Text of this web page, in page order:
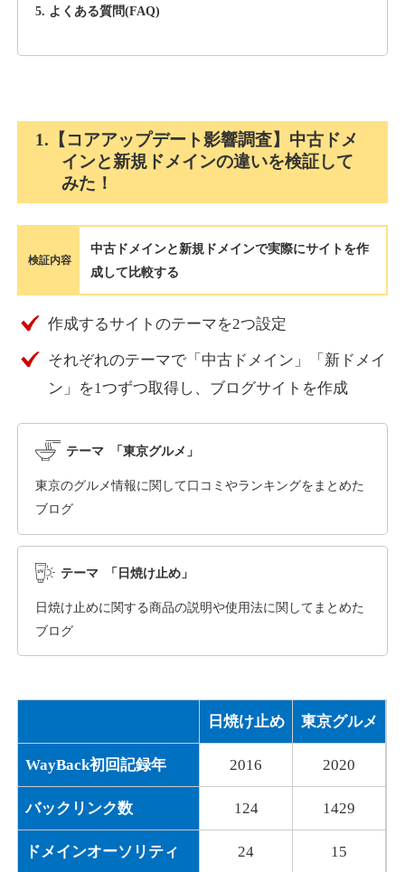
詳細を見る
3,300円 入札 2件
詳細を見る
holocardstrategy.jp
ジャンル趣味
DA40 外部リンク数
3,300円 入札 3件
詳細を見る
suka-jp.com
ジャンルその他
DA 40 外部リンク数2518 ドメイン年齢1年
10,800円 入札 0件
詳細を見る
dka-hero.com
ジャンル その他
10,800円
詳細を見る
ジャンルその他
40
10,800円 入札 0件
5. よくある質問(FAQ)
1.【コアアップデート影響調査】中古ドメ
インと新規ドメインの違いを検証して
みた！
検証内容
中古ドメインと新規ドメインで実際にサイトを作
成して比較する
作成するサイトのテーマを2つ設定
それぞれのテーマで「中古ドメイン」「新ドメイ
ン」を1つずつ取得し、ブログサイトを作成
テーマ 「東京グルメ」
東京のグルメ情報に関して口コミやランキングをまとめた
ブログ
テーマ 「日焼け止め」
日焼け止めに関する商品の説明や使用法に関してまとめた
ブログ
日焼け止め 東京グルメ
WayBack初回記録年 2016 2020
バックリンク数 124 1429
ドメインオーソリティ 24 15